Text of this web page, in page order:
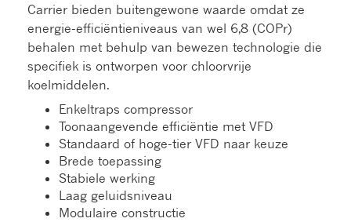
Carrier bieden buitengewone waarde omdat ze
energie-efficiëntieniveaus van wel 6,8 (COPr)
behalen met behulp van bewezen technologie die
specifiek is ontworpen voor chloorvrije
koelmiddelen.
Enkeltraps compressor
Toonaangevende efficiëntie met VFD
Standaard of hoge-tier VFD naar keuze
Brede toepassing
Stabiele werking
Laag geluidsniveau
Modulaire constructie